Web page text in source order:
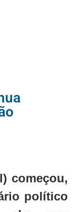
começou,
político